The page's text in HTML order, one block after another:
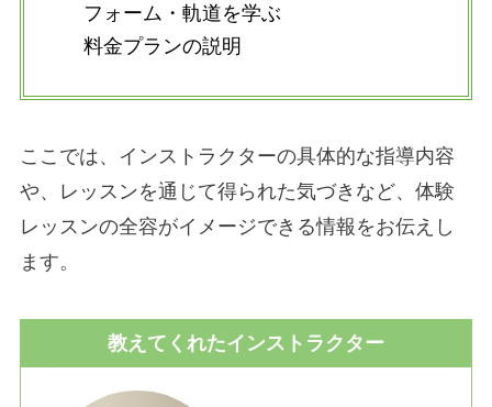
フォーム・軌道を学ぶ
料金プランの説明
ここでは、インストラクターの具体的な指導内容
や、レッスンを通じて得られた気づきなど、体験
レッスンの全容がイメージできる情報をお伝えし
ます。
教えてくれたインストラクター